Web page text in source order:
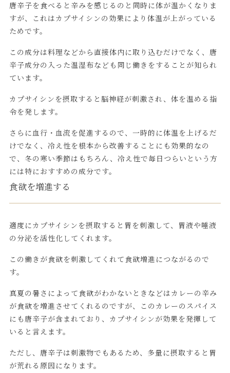
唐辛子を食べると辛みを感じるのと同時に体が温かくなりま
すが、これはカプサイシンの効果により体温が上がっている
ためです。
この成分は料理などから直接体内に取り込むだけでなく、唐
辛子成分の入った温湿布なども同じ働きをすることが知られ
ています。
カプサイシンを摂取すると脳神経が刺激され、体を温める指
令を発します。
さらに血行・血流を促進するので、一時的に体温を上げるだ
けでなく、冷え性を根本から改善することにも効果的なの
で、冬の寒い季節はもちろん、冷え性で毎日つらいという方
には特におすすめの成分です。
食欲を増進する
適度にカプサイシンを摂取すると胃を刺激して、胃液や唾液
の分泌を活性化してくれます。
この働きが食欲を刺激してくれて食欲増進につながるので
す。
真夏の暑さによって食欲がわかないときなどはカレーの辛み
が食欲を増進させてくれるのですが、このカレーのスパイス
にも唐辛子が含まれており、カプサイシンが効果を発揮して
いると言えます。
ただし、唐辛子は刺激物でもあるため、多量に摂取すると胃
が荒れる原因になります。